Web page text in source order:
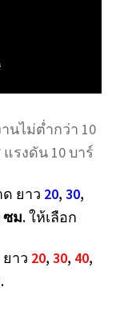
นไม่ต่ำกว่า 10
รงดัน 10 บาร์
ยาว 20, 30,
ซม. ให้เลือก
าว 20, 30, 40,